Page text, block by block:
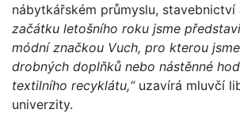
nábytkářském průmyslu, stavebnictví
začátku letošního roku jsme
módní značkou Vuch, pro kterou
drobných doplňků nebo nástěnné
textilního recyklátu,“uzavírá mluvčí
univerzity.